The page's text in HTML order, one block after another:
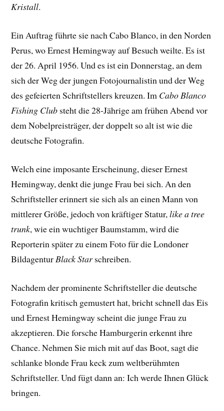
Kristall.
Ein Auftrag führte sie nach Cabo Blanco, in den Norden
Perus, wo Ernest Hemingway auf Besuch weilte. Es ist
der 26. April 1956. Und es ist ein Donnerstag, an dem
sich der Weg der jungen Fotojournalistin und der Weg
des gefeierten Schriftstellers kreuzen. Im Cabo Blanco
Fishing Club steht die 28-Jährige am frühen Abend vor
dem Nobelpreisträger, der doppelt so alt ist wie die
deutsche Fotografin.
Welch eine imposante Erscheinung, dieser Ernest
Hemingway, denkt die junge Frau bei sich. An den
Schriftsteller erinnert sie sich als an einen Mann von
mittlerer Größe, jedoch von kräftiger Statur,like a tree
trunk, wie ein wuchtiger Baumstamm, wird die
Reporterin später zu einem Foto für die Londoner
BildagenturBlack Starschreiben.
Nachdem der prominente Schriftsteller die deutsche
Fotografin kritisch gemustert hat, bricht schnell das Eis
und Ernest Hemingway scheint die junge Frau zu
akzeptieren. Die forsche Hamburgerin erkennt ihre
Chance. Nehmen Sie mich mit auf das Boot, sagt die
schlanke blonde Frau keck zum weltberühmten
Schriftsteller. Und fügt dann an: Ich werde Ihnen Glück
bringen.